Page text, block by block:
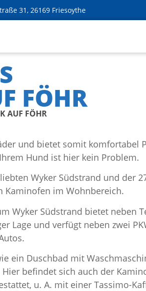
31, 26169 Friesoythe
FÖHR
AUF FÖHR
und bietet somit komfortabel
Hund ist hier kein Problem.
Wyker Südstrand und der
Kaminofen im Wohnbereich.
Wyker Südstrand bietet neben
Lage und verfügt neben zwei
ein Duschbad mit
befindet sich auch der
u. A. mit einer Tassimo-